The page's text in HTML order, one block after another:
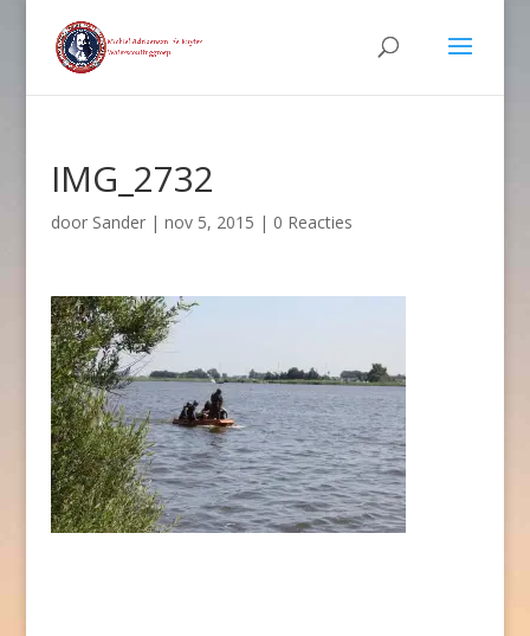
IMG_2732
door Sander| nov 5, 2015 | 0 Reacties